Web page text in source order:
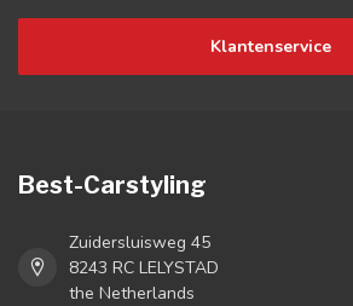
Klantenservice
Best-Carstyling
Zuidersluisweg 45
8243 RC LELYSTAD
the Netherlands